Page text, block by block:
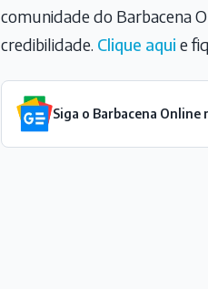
comunidade do Barbacena
credibilidade. Clique aqui e
Siga o Barbacena Online